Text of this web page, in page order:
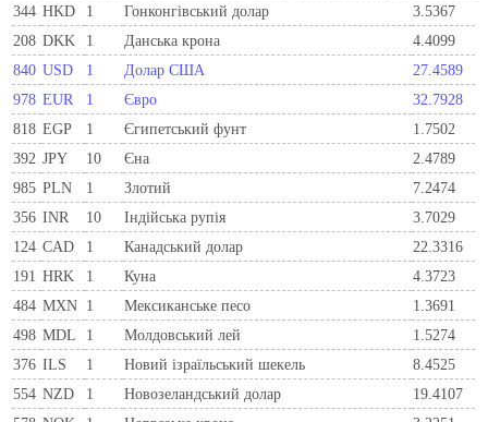
344 HKD 1 Гонконгівський долар
3.5367
208 DKK 1 Данська крона
4.4099
840 USD 1 Долар США
27.4589
978 EUR 1 Євро
32.7928
818 EGP 1 Єгипетський фунт
1.7502
392 JPY 10 Єна
2.4789
985 PLN 1 Злотий
7.2474
356 INR 10 Індійська рупія
3.7029
124 CAD 1 Канадський долар
22.3316
191 HRK 1 Куна
4.3723
484 MXN 1 Мексиканське песо
1.3691
498 MDL 1 Молдовський лей
1.5274
376 ILS 1 Новий ізраїльський шекель
8.4525
554 NZD 1 Новозеландський долар
19.4107